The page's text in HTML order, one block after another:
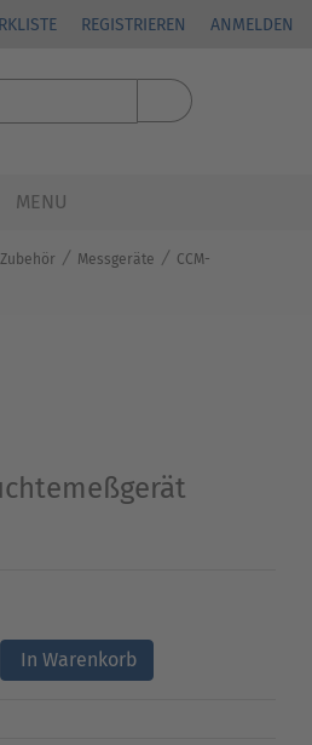
REGISTRIEREN ANMELDEN
MENU
Zubehör ⁄ Messgeräte ⁄ CCM-
In Warenkorb